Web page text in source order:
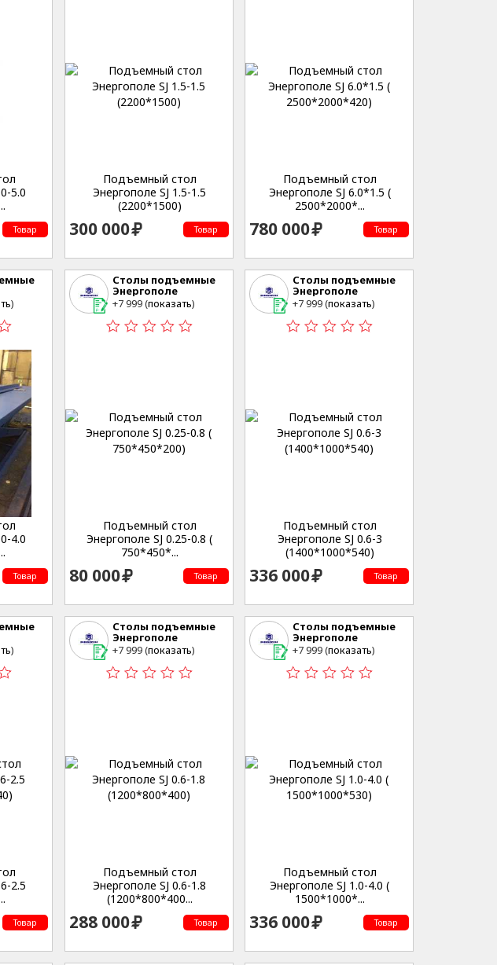
5.0
Товар
Подъемный стол
Энергополе SJ 1.5-1.5
(2200*1500)
300 000 Товар
Подъемный стол
Энергополе SJ 6.0*1.5 (
2500*2000*...
780 000 Товар
, ул.
)
4.0
Товар
Столы подъемные
Энергополе
г. Екатеринбург , ул.
Студенческая,53
+7 999 (показать)
Подъемный стол
Энергополе SJ 0.25-0.8 (
750*450*...
80 000 Товар
Столы подъемные
Энергополе
г. Екатеринбург , ул.
Студенческая,53
+7 999 (показать)
Подъемный стол
Энергополе SJ 0.6-3
(1400*1000*540)
336 000 Товар
, ул.
)
2.5
Товар
Столы подъемные
Энергополе
г. Екатеринбург , ул.
Студенческая,53
+7 999 (показать)
Подъемный стол
Энергополе SJ 0.6-1.8
(1200*800*400...
288 000 Товар
Столы подъемные
Энергополе
г. Екатеринбург , ул.
Студенческая,53
+7 999 (показать)
Подъемный стол
Энергополе SJ 1.0-4.0 (
1500*1000*...
336 000 Товар